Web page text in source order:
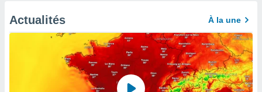
Actualités À la une